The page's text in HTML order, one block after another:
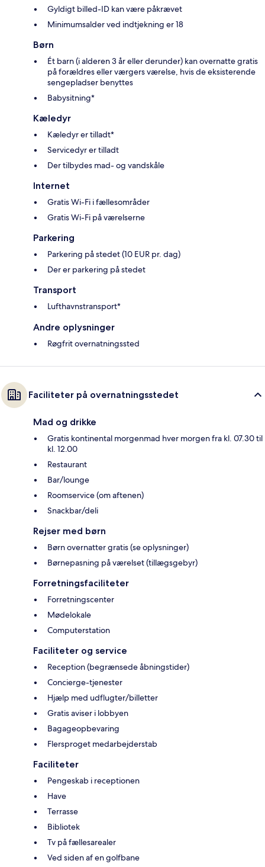
Gyldigt billed-ID kan være påkrævet
Minimumsalder ved indtjekning er 18
Børn
Ét barn (i alderen 3 år eller derunder) kan overnatte gratis
på forældres eller værgers værelse, hvis de eksisterende
sengepladser benyttes
Babysitning*
Kæledyr
Kæledyr er tilladt*
Servicedyr er tilladt
Der tilbydes mad- og vandskåle
Internet
Gratis Wi-Fi i fællesområder
Gratis Wi-Fi på værelserne
Parkering
Parkering på stedet (10 EUR pr. dag)
Der er parkering på stedet
Transport
Lufthavnstransport*
Andre oplysninger
Røgfrit overnatningssted
Faciliteter på overnatningsstedet
Mad og drikke
Gratis kontinental morgenmad hver morgen fra kl. 07.30 til
kl. 12.00
Restaurant
Bar/lounge
Roomservice (om aftenen)
Snackbar/deli
Rejser med børn
Børn overnatter gratis (se oplysninger)
Børnepasning på værelset (tillægsgebyr)
Forretningsfaciliteter
Forretningscenter
Mødelokale
Computerstation
Faciliteter og service
Reception (begrænsede åbningstider)
Concierge-tjenester
Hjælp med udflugter/billetter
Gratis aviser i lobbyen
Bagageopbevaring
Flersproget medarbejderstab
Faciliteter
Pengeskab i receptionen
Have
Terrasse
Bibliotek
Tv på fællesarealer
Ved siden af en golfbane